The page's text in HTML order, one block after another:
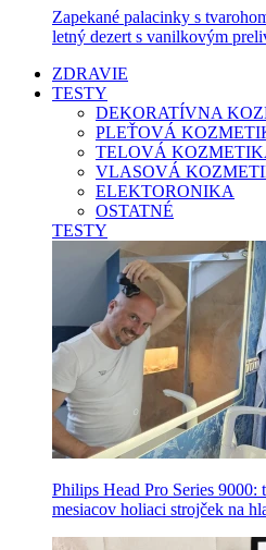
Zapekané palacinky s
letný dezert s vanilkovým
ZDRAVIE
TESTY
DEKORATÍVNA
PLEŤOVÁ
TELOVÁ
VLASOVÁ
ELEKTORONIKA
OSTATNÉ
TESTY
Philips Head Pro Series
mesiacov holiaci strojček na